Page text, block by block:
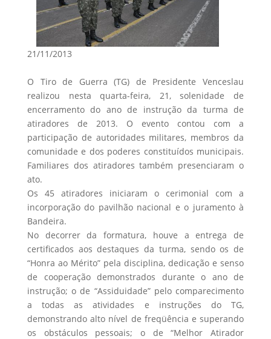
21/11/2013
O Tiro de Guerra (TG) de Presidente Venceslau
realizou nesta quarta-feira, 21, solenidade de
encerramento do ano de instrução da turma de
atiradores de 2013. O evento contou com a
participação de autoridades militares, membros da
comunidade e dos poderes constituídos municipais.
Familiares dos atiradores também presenciaram o
ato.
Os 45 atiradores iniciaram o cerimonial com a
incorporação do pavilhão nacional e o juramento à
Bandeira.
No decorrer da formatura, houve a entrega de
certificados aos destaques da turma, sendo os de
“Honra ao Mérito” pela disciplina, dedicação e senso
de cooperação demonstrados durante o ano de
instrução; o de “Assiduidade” pelo comparecimento
a todas as atividades e instruções do TG,
demonstrando alto nível de freqüência e superando
os obstáculos pessoais; o de “Melhor Atirador